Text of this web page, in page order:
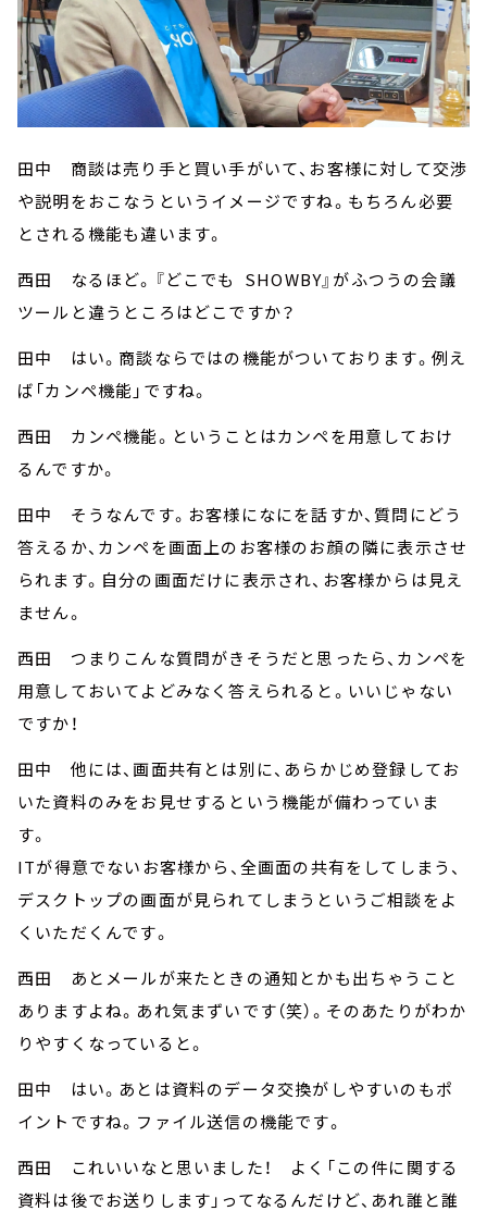
田中 商談は売り手と買い手がいて、お客様に対して交渉
や説明をおこなうというイメージですね。もちろん必要
とされる機能も違います。
西田 なるほど。『どこでも SHOWBY』がふつうの会議
ツールと違うところはどこですか？
田中 はい。商談ならではの機能がついております。例え
ば「カンペ機能」ですね。
西田 カンペ機能。ということはカンペを用意しておけ
るんですか。
田中 そうなんです。お客様になにを話すか、質問にどう
答えるか、カンペを画面上のお客様のお顔の隣に表示させ
られます。自分の画面だけに表示され、お客様からは見え
ません。
西田 つまりこんな質問がきそうだと思ったら、カンペを
用意しておいてよどみなく答えられると。いいじゃない
ですか！
田中 他には、画面共有とは別に、あらかじめ登録してお
いた資料のみをお見せするという機能が備わっていま
す。
ITが得意でないお客様から、全画面の共有をしてしまう、
デスクトップの画面が見られてしまうというご相談をよ
くいただくんです。
西田 あとメールが来たときの通知とかも出ちゃうこと
ありますよね。あれ気まずいです（笑）。そのあたりがわか
りやすくなっていると。
田中 はい。あとは資料のデータ交換がしやすいのもポ
イントですね。ファイル送信の機能です。
西田 これいいなと思いました！ よく「この件に関する
資料は後でお送りします」ってなるんだけど、あれ誰と誰